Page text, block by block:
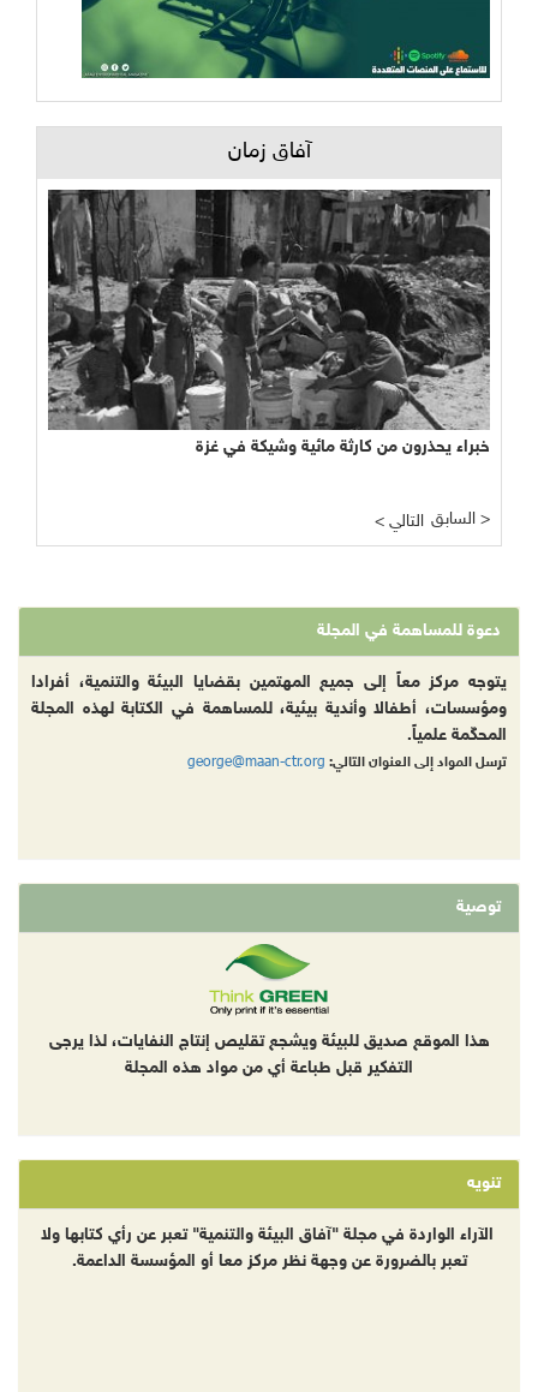
آفاق زمان
خبراء يحذرون من كارثة مائية وشيكة في غزة
< التالي السابق >
دعوة للمساهمة في المجلة
يتوجه مركز معاً إلى جميع المهتمين بقضايا البيئة والتنمية، أفرادا
ومؤسسات، أطفالا وأندية بيئية، للمساهمة في الكتابة لهذه المجلة
المحكّمة علمياً.
ترسل المواد إلى العنوان التالي: george@maan-ctr.org
توصية
هذا الموقع صديق للبيئة ويشجع تقليص إنتاج النفايات، لذا يرجى
التفكير قبل طباعة أي من مواد هذه المجلة
تنويه
الآراء الواردة في مجلة "آفاق البيئة والتنمية" تعبر عن رأي كتابها ولا
تعبر بالضرورة عن وجهة نظر مركز معا أو المؤسسة الداعمة.